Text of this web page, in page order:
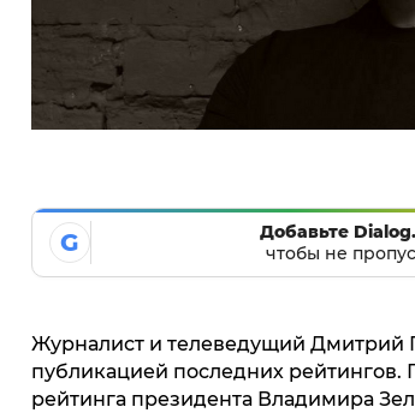
G
Добавьте
чтобы не
Журналист и телеведущий Дмитрий
публикацией последних
рейтинга президента Владимира